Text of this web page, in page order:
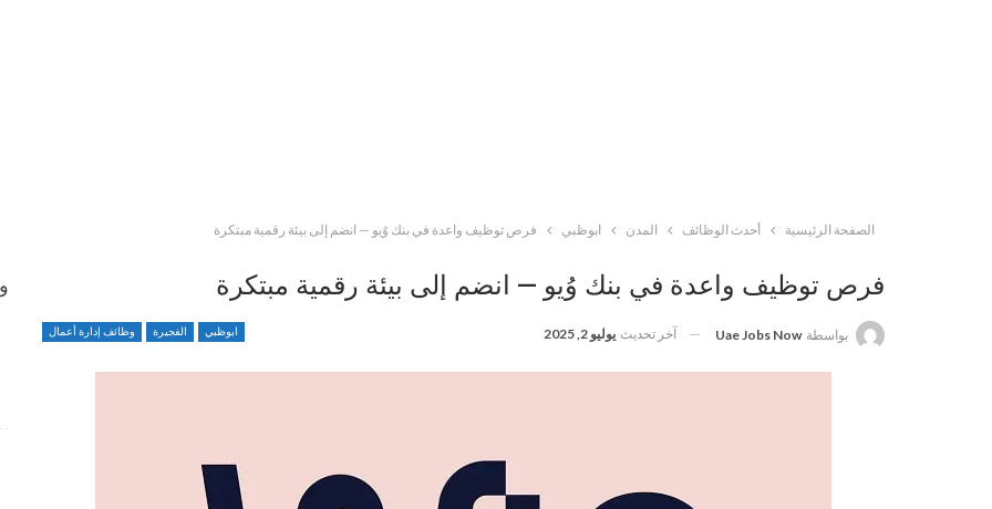
الصفحة الرئيسية أحدث الوظائف المدن ابوظبي فرص توظيف واعدة في بنك وُيو — انضم إلى بيئة رقمية مبتكرة
فرص توظيف واعدة في بنك وُيو — انضم إلى بيئة رقمية مبتكرة
ابوظبي الفجيرة وظائف إدارة أعمال بواسطة Uae Jobs Now آخر تحديث يوليو 2, 2025
وظائف متميزة ضمن بيئة عمل مهنية برواتب محفزة
4 أسابيع منذ